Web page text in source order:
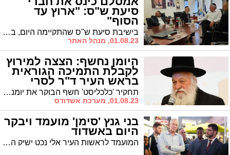
סיעת ש"ס: "ארוץ עד
הסוף"
בישיבת סיעת ש"ס שהתקיימה היום, בה השתתפו כל נציגי הסיעה, הבהיר יו"ר הסיעה אמסלם כי בכוונתו "לרוץ עד הסוף". הוא הביע תקווה כי גם אגו"י תחבור אליו - אם כי המפלגה האשכנזית כבר הבהירה שלש"ס לא יהיו ציפיות
01.08.23, מנהל האתר
היומן נחשף: הצצה למירוץ
לקבלת התמיכה הגוראית
בראש העיר ד"ר לסרי
תחקיר 'כלכליסט' חשף הבוקר את יומנו של שר השיכון יצחק גולדקנופף ממנו עולה כי לא מעט פגישות שקיים בחודשים האחרונים הוקדשו לטובת שאלת ההכרעה בתמיכה לראשות העיר אשדוד
01.08.23, מערכת אשדודס
בני גנץ 'סימן' מועמד ויבקר
היום באשדוד
המועמד לראשות העיר אלי נכט ישיק הערב את קמפיין מפלגתו באולמי אילבן בעיר. האורח המרכזי: יו״ר המחנה הממלכתי בני גנץ